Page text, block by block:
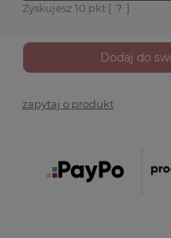
Zyskujesz 10 pkt [ ? ]
Dodaj do
zapytaj o produkt